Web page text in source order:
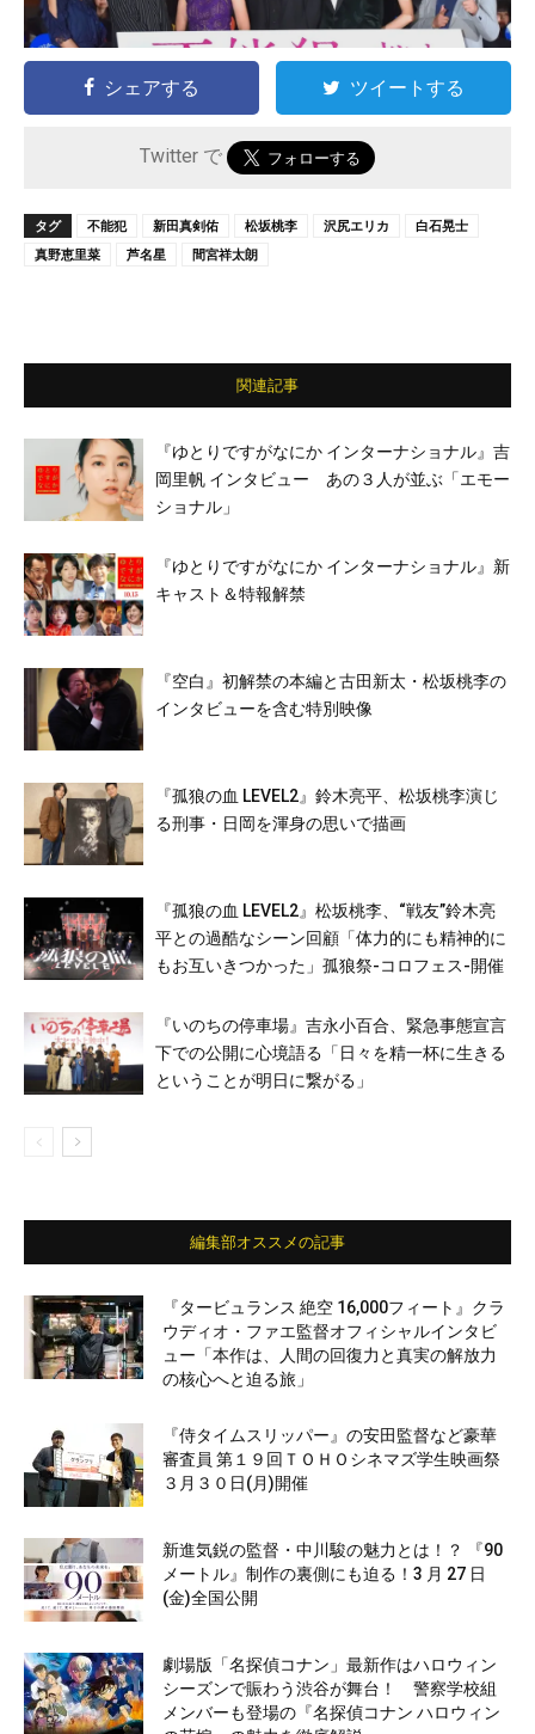
シェアする ツイートする
Twitter で
タグ 不能犯 新田真剣佑 松坂桃李 沢尻エリカ
白石晃士
真野恵里菜
芦名星 間宮祥太朗
関連記事
『ゆとりですがなにか インターナショナル』吉
岡里帆 インタビュー あの３人が並ぶ「エモー
ショナル」
『ゆとりですがなにか インターナショナル』新
キャスト＆特報解禁
『空白』初解禁の本編と古田新太・松坂桃李の
インタビューを含む特別映像
『孤狼の血 LEVEL2』鈴木亮平、松坂桃李演じ
る刑事・日岡を渾身の思いで描画
『孤狼の血 LEVEL2』松坂桃李、“戦友”鈴木亮
平との過酷なシーン回顧「体力的にも精神的に
もお互いきつかった」孤狼祭-コロフェス-開催
『いのちの停車場』吉永小百合、緊急事態宣言
下での公開に心境語る「日々を精一杯に生きる
ということが明日に繋がる」
編集部オススメの記事
『タービュランス 絶空 16,000フィート』クラ
ウディオ・ファエ監督オフィシャルインタビ
ュー「本作は、人間の回復力と真実の解放力
の核心へと迫る旅」
『侍タイムスリッパー』の安田監督など豪華
審査員 第１９回ＴＯＨＯシネマズ学生映画祭
３月３０日(月)開催
新進気鋭の監督・中川駿の魅力とは！？ 『90
メートル』制作の裏側にも迫る！3 月 27 日
(金)全国公開
劇場版「名探偵コナン」最新作はハロウィン
シーズンで賑わう渋谷が舞台！ 警察学校組
メンバーも登場の『名探偵コナン ハロウィン